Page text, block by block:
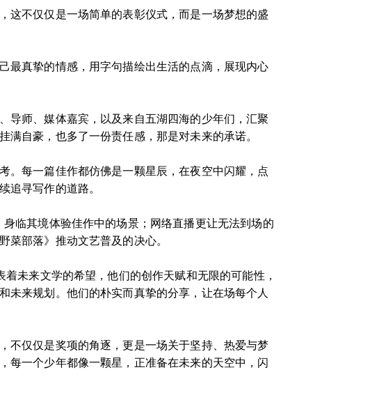
这不仅仅是一场简单的表彰仪式，而是一场梦想的盛
最真挚的情感，用字句描绘出生活的点滴，展现内心
导师、媒体嘉宾，以及来自五湖四海的少年们，汇聚
自豪，也多了一份责任感，那是对未来的承诺。
。每一篇佳作都仿佛是一颗星辰，在夜空中闪耀，点
追寻写作的道路。
临其境体验佳作中的场景；网络直播更让无法到场的
菜部落》推动文艺普及的决心。
未来文学的希望，他们的创作天赋和无限的可能性，
未来规划。他们的朴实而真挚的分享，让在场每个人
不仅仅是奖项的角逐，更是一场关于坚持、热爱与梦
每一个少年都像一颗星，正准备在未来的天空中，闪